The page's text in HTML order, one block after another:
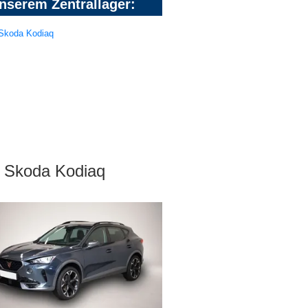
Zentrallager:
Skoda Kodiaq